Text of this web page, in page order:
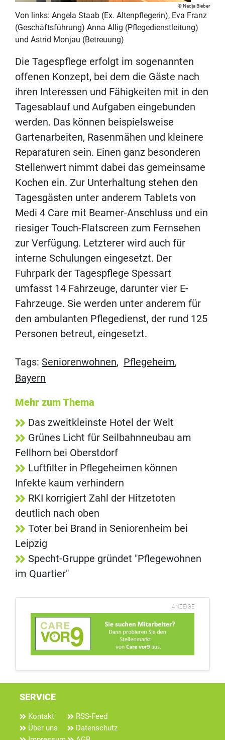
Nadja Bieber
Von links: Angela Staab (Ex. Altenpflegerin), Eva Franz
(Geschäftsführung) Anna Allig (Pflegedienstleitung)
und Astrid Monjau (Betreuung)
Die Tagespflege erfolgt im sogenannten
offenen Konzept, bei dem die Gäste nach
ihren Interessen und Fähigkeiten mit in den
Tagesablauf und Aufgaben eingebunden
werden. Das können beispielsweise
Gartenarbeiten, Rasenmähen und kleinere
Reparaturen sein. Einen ganz besonderen
Stellenwert nimmt dabei das gemeinsame
Kochen ein. Zur Unterhaltung stehen den
Tagesgästen unter anderem Tablets von
Medi 4 Care mit Beamer-Anschluss und ein
riesiger Touch-Flatscreen zum Fernsehen
zur Verfügung. Letzterer wird auch für
interne Schulungen eingesetzt. Der
Fuhrpark der Tagespflege Spessart
umfasst 14 Fahrzeuge, darunter vier E-
Fahrzeuge. Sie werden unter anderem für
den ambulanten Pflegedienst, der rund 125
Personen betreut, eingesetzt.
Tags: Seniorenwohnen, Pflegeheim,
Bayern
Mehr zum Thema
Das zweitkleinste Hotel der Welt
Grünes Licht für Seilbahnneubau am
Fellhorn bei Oberstdorf
Luftfilter in Pflegeheimen können
Infekte kaum verhindern
RKI korrigiert Zahl der Hitzetoten
deutlich nach oben
Toter bei Brand in Seniorenheim bei
Leipzig
Specht-Gruppe gründet "Pflegewohnen
im Quartier"
ANZEIGE
SERVICE
Kontakt
Über uns
RSS-Feed
Datenschutz